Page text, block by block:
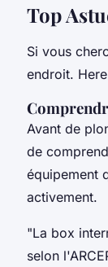
pour
Top
Si vous
endroit.
Avant de
de
équipement
activement.
"La box
selon